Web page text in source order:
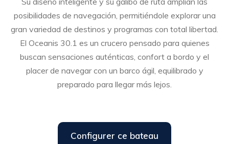
posibilidades de navegación, permitiéndole explorar una
gran variedad de destinos y programas con total libertad.
El Oceanis 30.1 es un crucero pensado para quienes
buscan sensaciones auténticas, confort a bordo y el
placer de navegar con un barco ágil, equilibrado y
preparado para llegar más lejos.
Configurer ce bateau